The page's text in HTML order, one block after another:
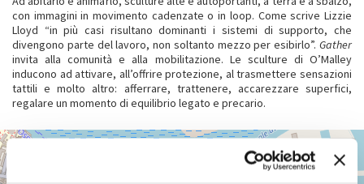
con immagini in movimento cadenzate o in loop. Come scrive Lizzie
Lloyd “in più casi risultano dominanti i sistemi di supporto, che
divengono parte del lavoro, non soltanto mezzo per esibirlo”. Gather
invita alla comunità e alla mobilitazione. Le sculture di O’Malley
inducono ad attivare, all’offrire protezione, al trasmettere sensazioni
tattili e molto altro: afferrare, trattenere, accarezzare superfici,
regalare un momento di equilibrio legato e precario.
ARSENALE
+